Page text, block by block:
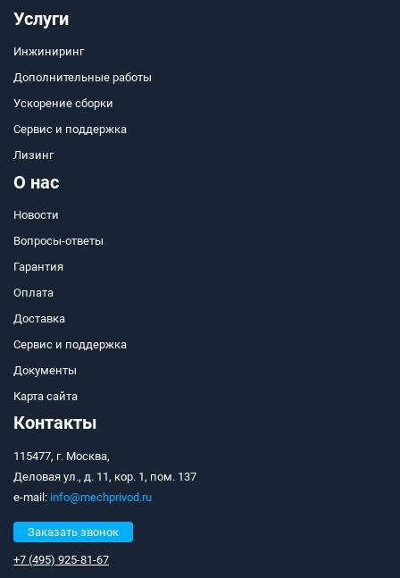
Услуги
Инжиниринг
Дополнительные работы
Ускорение сборки
Сервис и поддержка
Лизинг
О нас
Новости
Вопросы-ответы
Гарантия
Оплата
Доставка
Сервис и поддержка
Документы
Карта сайта
Контакты
115477, г. Москва,
Деловая ул., д. 11, кор. 1, пом. 137
e-mail: info@mechprivod.ru
Заказать звонок
+7 (495) 925-81-67